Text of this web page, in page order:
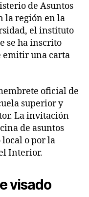
de Asuntos
la región en la
el instituto
se ha inscrito
emitir una carta
oficial de
superior y
La invitación
de asuntos
o por la
Interior.
visado